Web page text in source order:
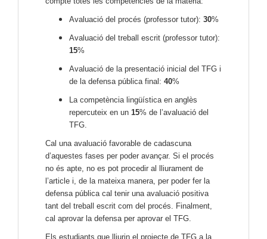
Avaluació del procés (professor tutor): 30%
Avaluació del treball escrit (professor tutor):
15%
Avaluació de la presentació inicial del TFG i
de la defensa pública final: 40%
La competència lingüística en anglès
repercuteix en un 15% de l’avaluació del
TFG.
Cal una avaluació favorable de cadascuna
d’aquestes fases per poder avançar. Si el procés
no és apte, no es pot procedir al lliurament de
l’article i, de la mateixa manera, per poder fer la
defensa pública cal tenir una avaluació positiva
tant del treball escrit com del procés. Finalment,
cal aprovar la defensa per aprovar el TFG.
Els estudiants que lliurin el projecte de TFG a la